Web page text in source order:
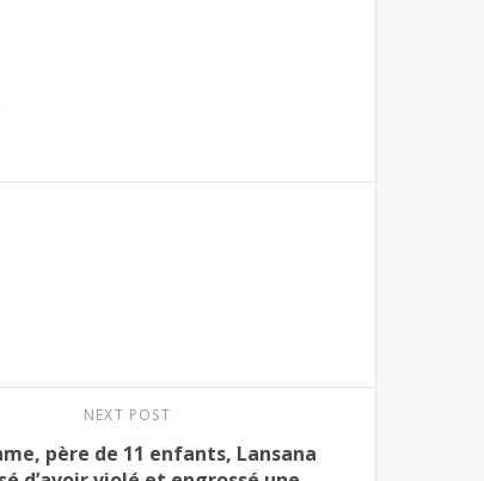
NEXT POST
père de 11 enfants, Lansana